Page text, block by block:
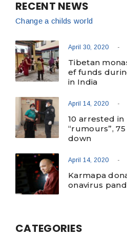
RECENT NEWS
Change a childs world
April 30, 2020 -
Tibetan
ef funds
in India
April 14, 2020 -
10 arrested
“rumours”,
down
April 14, 2020 -
Karmapa
onavirus
CATEGORIES